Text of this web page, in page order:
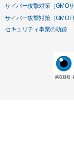
サイバー攻撃対策（GMO
サイバー攻撃対策（GMO
セキュリティ事業の軌跡